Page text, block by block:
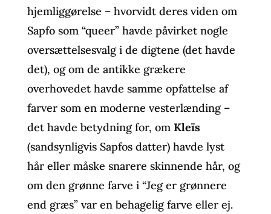
hjemliggørelse – hvorvidt deres viden om
Sapfo som “queer” havde påvirket nogle
oversættelsesvalg i de digtene (det havde
det), og om de antikke grækere
overhovedet havde samme opfattelse af
farver som en moderne vesterlænding –
det havde betydning for, om Kleïs
(sandsynligvis Sapfos datter) havde lyst
hår eller måske snarere skinnende hår, og
om den grønne farve i “Jeg er grønnere
end græs” var en behagelig farve eller ej.